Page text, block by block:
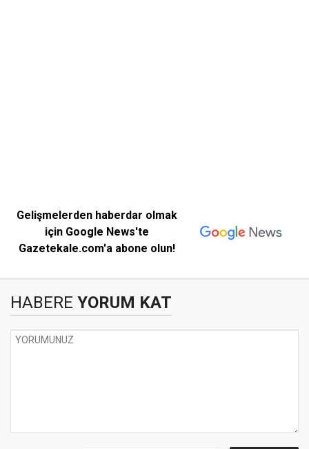
Gelişmelerden haberdar olmak
için Google News'te
Gazetekale.com'a abone olun!
HABERE YORUM KAT